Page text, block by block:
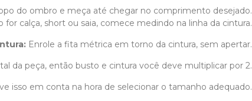
do ombro e meça até chegar no comprimento desejado.
for calça, short ou saia, comece medindo na linha da cintura.
Enrole a fita métrica em torno da cintura, sem apertar.
da peça, então busto e cintura você deve multiplicar por 2.
isso em conta na hora de selecionar o tamanho adequado.